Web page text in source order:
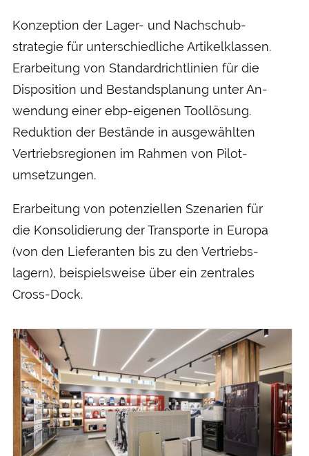
Konzeption der Lager- und Nachschub­
strategie für unter­schiedliche Artikel­klassen.
Erarbeitung von Standard­richtlinien für die
Disposition und Bestands­planung unter An­
wendung einer ebp-eigenen Tool­lösung.
Reduktion der Bestände in aus­gewählten
Vertriebs­regionen im Rahmen von Pilot­
umsetzungen.
Erarbeitung von potenziellen Szenarien für
die Konsolidierung der Transporte in Europa
(von den Liefer­anten bis zu den Vertriebs­
lagern), beispiels­weise über ein zentrales
Cross-Dock.